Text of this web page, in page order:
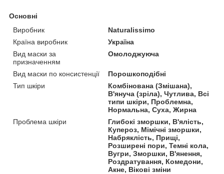
Основні
Виробник
Naturalissimo
Країна виробник
Україна
Вид маски за
призначенням
Омолоджуюча
Вид маски по консистенції
Порошкоподібні
Тип шкіри
Комбінована (Змішана),
В'януча (зріла), Чутлива, Всі
типи шкіри, Проблемна,
Нормальна, Суха, Жирна
Проблема шкіри
Глибокі зморшки, В'ялість,
Купероз, Мімічні зморшки,
Набряклість, Прищі,
Розширені пори, Темні кола,
Вугри, Зморшки, В'янення,
Роздратування, Комедони,
Акне, Вікові зміни